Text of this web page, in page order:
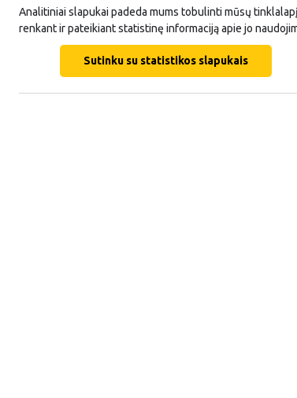
Analitiniai slapukai padeda mums tobulinti mūsų
renkant ir pateikiant statistinę informaciją apie jo
Sutinku su statistikos slapukais
Kas gali pristatyti
Noriu tapti Lietuvos kaimo
Ar narystė Lietuvos kaimo
Kuo skiriasi virtualūs turai
© Lietuvos Respublikos žemės ūkio